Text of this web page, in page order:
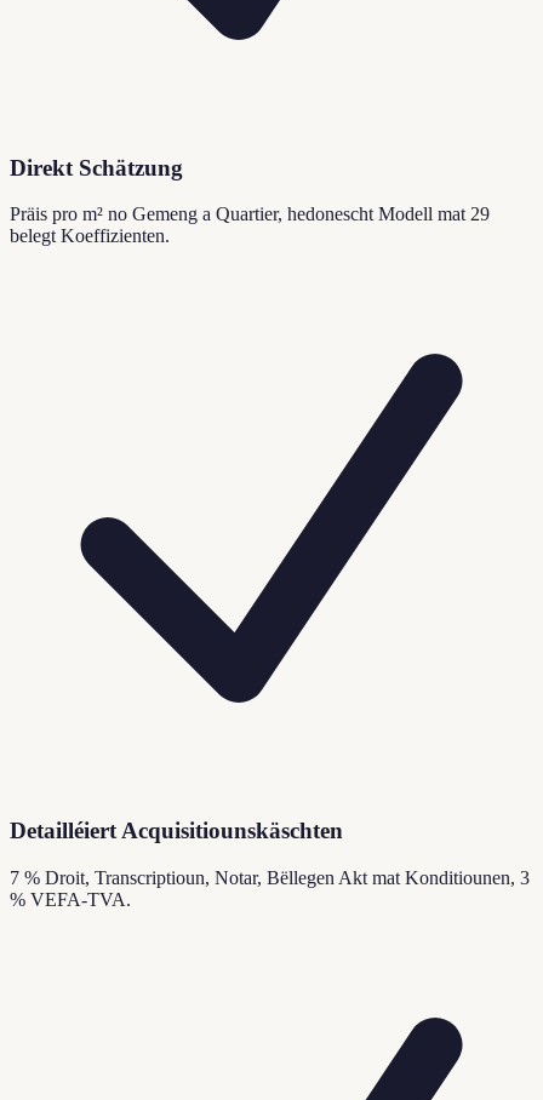
Direkt Schätzung
Präis pro m² no Gemeng a Quartier, hedonescht Modell mat 29
belegt Koeffizienten.
Detailléiert Acquisitiounskäschten
7 % Droit, Transcriptioun, Notar, Bëllegen Akt mat Konditiounen, 3
% VEFA-TVA.